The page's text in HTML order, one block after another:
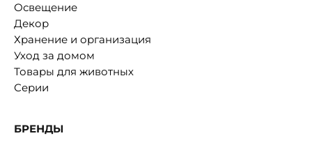
Освещение
Декор
Хранение и организация
Уход за домом
Товары для животных
Серии
БРЕНДЫ